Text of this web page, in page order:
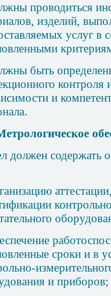
проводиться
изделий,
услуг в
быть
контроля
и
должен содержать
сроки и в
и приборов;